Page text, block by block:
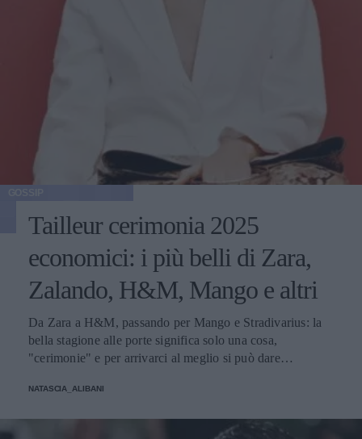
Tailleur cerimonia 2025
economici: i più belli di Zara,
Zalando, H&M, Mango e altri
Da Zara a H&M, passando per Mango e Stradivarius: la
bella stagione alle porte significa solo una cosa,
"cerimonie" e per arrivarci al meglio si può dare
NATASCIA_ALIBANI